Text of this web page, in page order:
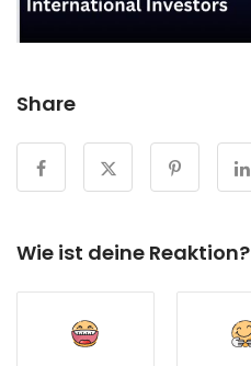
Share
Wie ist deine Reaktion?